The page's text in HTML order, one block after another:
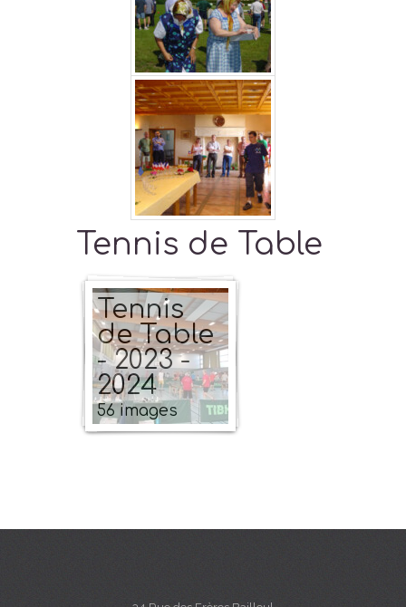
Tennis de Table
Tennis
de Table
- 2023 -
2024
56 images